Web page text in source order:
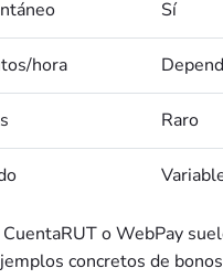
Sí
hora
Raro
o WebPay
concretos de